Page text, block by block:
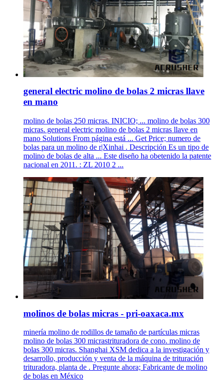
general electric molino de bolas 2 micras llave
en mano
molino de bolas 250 micras. INICIO; ... molino de bolas 300
micras. general electric molino de bolas 2 micras llave en
mano Solutions From página está ... Get Price; numero de
bolas para un molino de r|Xinhai . Descripción Es un tipo de
molino de bolas de alta ... Este diseño ha obetenido la patente
nacional en 2011. : ZL 2010 2 ...
molinos de bolas micras - pri-oaxaca.mx
minería molino de rodillos de tamaño de partículas micras
molino de bolas 300 micrastrituradora de cono. molino de
bolas 300 micras. Shanghai XSM dedica a la investigación y
desarrollo, producción y venta de la máquina de trituración
trituradora, planta de . Pregunte ahora; Fabricante de molino
de bolas en México